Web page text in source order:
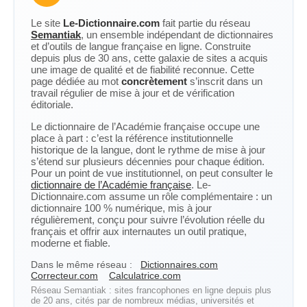
Le site Le-Dictionnaire.com fait partie du réseau
Semantiak, un ensemble indépendant de dictionnaires
et d’outils de langue française en ligne. Construite
depuis plus de 30 ans, cette galaxie de sites a acquis
une image de qualité et de fiabilité reconnue. Cette
page dédiée au mot concrètement s’inscrit dans un
travail régulier de mise à jour et de vérification
éditoriale.
Le dictionnaire de l’Académie française occupe une
place à part : c’est la référence institutionnelle
historique de la langue, dont le rythme de mise à jour
s’étend sur plusieurs décennies pour chaque édition.
Pour un point de vue institutionnel, on peut consulter le
dictionnaire de l’Académie française. Le-
Dictionnaire.com assume un rôle complémentaire : un
dictionnaire 100 % numérique, mis à jour
régulièrement, conçu pour suivre l’évolution réelle du
français et offrir aux internautes un outil pratique,
moderne et fiable.
Dans le même réseau :
Dictionnaires.com
Correcteur.com
Calculatrice.com
Réseau Semantiak : sites francophones en ligne depuis plus
de 20 ans, cités par de nombreux médias, universités et